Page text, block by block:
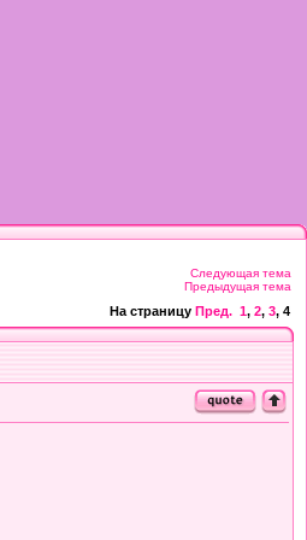
Следующая тема
Предыдущая тема
На страницу Пред. 1, 2, 3, 4